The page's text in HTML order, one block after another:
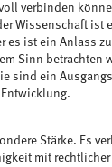
verbinden
Wissenschaft ist
es ist ein Anlass
Sinn betrachten
sind ein
Stärke. Es
mit rechtlicher